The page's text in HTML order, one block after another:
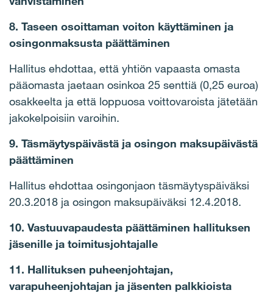
8. Taseen osoittaman voiton käyttäminen ja
osingonmaksusta päättäminen
Hallitus ehdottaa, että yhtiön vapaasta omasta
pääomasta jaetaan osinkoa 25 senttiä (0,25 euroa)
osakkeelta ja että loppuosa voittovaroista jätetään
jakokelpoisiin varoihin.
9. Täsmäytyspäivästä ja osingon maksupäivästä
päättäminen
Hallitus ehdottaa osingonjaon täsmäytyspäiväksi
20.3.2018 ja osingon maksupäiväksi 12.4.2018.
10. Vastuuvapaudesta päättäminen hallituksen
jäsenille ja toimitusjohtajalle
11. Hallituksen puheenjohtajan,
varapuheenjohtajan ja jäsenten palkkioista